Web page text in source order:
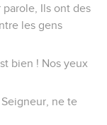
parole, Ils ont des
les gens
bien ! Nos yeux
ne te